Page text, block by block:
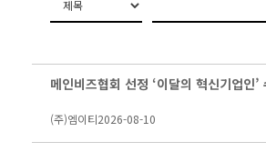
메인비즈협회 선정 ‘이달의 혁신기업인
(주)엠이티2026-08-10